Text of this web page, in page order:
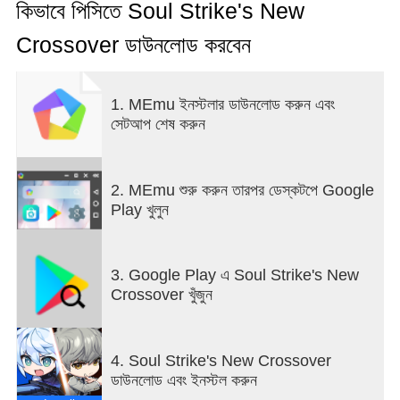
করুন এবং আপনার পথ স্ল্যাশ করুন!
দানবদের হত্যা করুন, দ্রুত শক্তি অর্জন করুন, এবং অতুলনীয় প্রভাব
এবং রোমাঞ্চ অনুভব করুন যা আপনি আগে কখনও কোনও নিষ্ক্রিয়
আরপিজিতে অনুভব করেননি!
ক্রমবর্ধমান থাকবে!
[গেমের বৈশিষ্ট্য]
● অবিরাম হ্যাক-এন্ড-স্ল্যাশ মারপিট উন্মোচন করুন!
একযোগে শত শত শত্রুকে ছিন্ন করার সাথে সাথে উত্তেজনাপূর্ণ
অ্যাকশন-প্যাকড যুদ্ধ উপভোগ করুন।
দক্ষতার সাথে হাজার হাজার পর্যায় জয় করুন।
● ৯৯৯+ অংশ এবং চেহারা দিয়ে আপনার স্টাইল প্রকাশ করুন!
কিভাবে পিসিতে Soul Strike's New
Crossover ডাউনলোড করবেন
1. MEmu ইনস্টলার ডাউনলোড করুন এবং
সেটআপ শেষ করুন
2. MEmu শুরু করুন তারপর ডেস্কটপে Google
Play খুলুন
3. Google Play এ Soul Strike's New
Crossover খুঁজুন
4. Soul Strike's New Crossover
ডাউনলোড এবং ইনস্টল করুন